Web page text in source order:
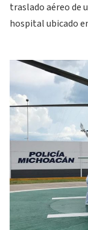
traslado aéreo de
hospital ubicado